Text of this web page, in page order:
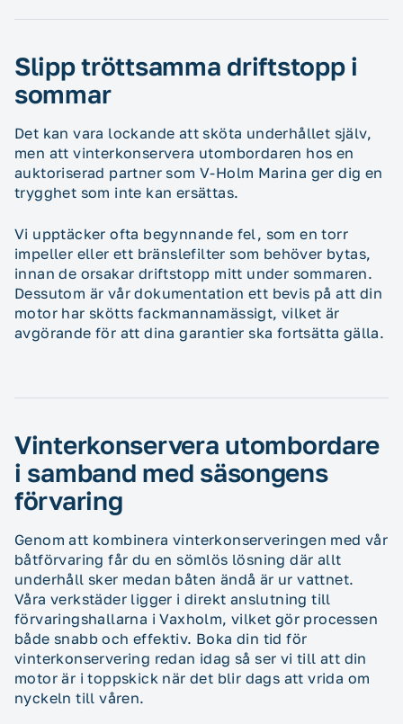
Slipp tröttsamma driftstopp i
sommar
Det kan vara lockande att sköta underhållet själv,
men att vinterkonservera utombordaren hos en
auktoriserad partner som V-Holm Marina ger dig en
trygghet som inte kan ersättas.
Vi upptäcker ofta begynnande fel, som en torr
impeller eller ett bränslefilter som behöver bytas,
innan de orsakar driftstopp mitt under sommaren.
Dessutom är vår dokumentation ett bevis på att din
motor har skötts fackmannamässigt, vilket är
avgörande för att dina garantier ska fortsätta gälla.
Vinterkonservera utombordare
i samband med säsongens
förvaring
Genom att kombinera vinterkonserveringen med vår
båtförvaring får du en sömlös lösning där allt
underhåll sker medan båten ändå är ur vattnet.
Våra verkstäder ligger i direkt anslutning till
förvaringshallarna i Vaxholm, vilket gör processen
både snabb och effektiv. Boka din tid för
vinterkonservering redan idag så ser vi till att din
motor är i toppskick när det blir dags att vrida om
nyckeln till våren.